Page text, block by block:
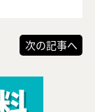
次の記事へ